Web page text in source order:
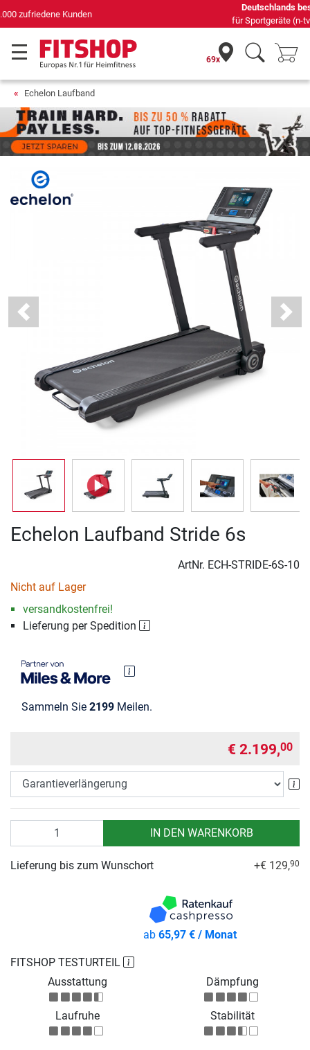
für Sportgeräte (n-tv+DISQ 2016-2024)
69x
Echelon Laufband
Previous Next
Echelon Laufband Stride 6s
ArtNr. ECH-STRIDE-6S-10
Nicht auf Lager
versandkostenfrei!
Lieferung per Spedition
Sammeln Sie 2199 Meilen.
€ 2.199,00
IN DEN WARENKORB
FITSHOP TESTURTEIL
Ausstattung
Dämpfung
Laufruhe Stabilität
Lieferung bis zum Wunschort +€ 129,90
ab 65,97 € / Monat